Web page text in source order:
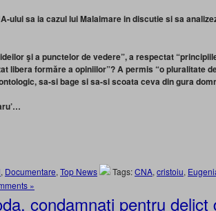
ului sa ia cazul lui Malaimare in discutie si sa
şi a punctelor de vedere”, a respectat
libera formăre a opiniilor”? A permis “o pluralitate
sa-si bage si sa-si scoata ceva din gura
, Documentare, Top News Tags:CNA, cristoiu,
»
condamnati pentru delict